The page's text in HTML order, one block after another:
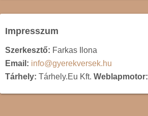
Impresszum
Szerkesztő: Farkas Ilona
Email: info@gyerekversek.hu
Tárhely: Tárhely.Eu Kft. Weblapmotor: